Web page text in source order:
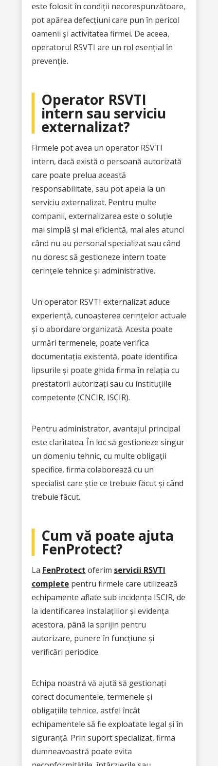
este folosit în condiții necorespunzătoare,
pot apărea defecțiuni care pun în pericol
oamenii și activitatea firmei. De aceea,
operatorul RSVTI are un rol esențial în
prevenție.
Operator RSVTI
intern sau serviciu
externalizat?
Firmele pot avea un operator RSVTI
intern, dacă există o persoană autorizată
care poate prelua această
responsabilitate, sau pot apela la un
serviciu externalizat. Pentru multe
companii, externalizarea este o soluție
mai simplă și mai eficientă, mai ales atunci
când nu au personal specializat sau când
nu doresc să gestioneze intern toate
cerințele tehnice și administrative.
Un operator RSVTI externalizat aduce
experiență, cunoașterea cerințelor actuale
și o abordare organizată. Acesta poate
urmări termenele, poate verifica
documentația existentă, poate identifica
lipsurile și poate ghida firma în relația cu
prestatorii autorizați sau cu instituțiile
competente (CNCIR, ISCIR).
Pentru administrator, avantajul principal
este claritatea. În loc să gestioneze singur
un domeniu tehnic, cu multe obligații
specifice, firma colaborează cu un
specialist care știe ce trebuie făcut și când
trebuie făcut.
Cum vă poate ajuta
FenProtect?
La FenProtect oferim servicii RSVTI
complete pentru firmele care utilizează
echipamente aflate sub incidența ISCIR, de
la identificarea instalațiilor și evidența
acestora, până la sprijin pentru
autorizare, punere în funcțiune și
verificări periodice.
Echipa noastră vă ajută să gestionați
corect documentele, termenele și
obligațiile tehnice, astfel încât
echipamentele să fie exploatate legal și în
siguranță. Prin suport specializat, firma
dumneavoastră poate evita